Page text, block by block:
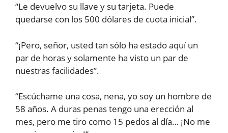
“Le devuelvo su llave y su tarjeta. Puede
quedarse con los 500 dólares de cuota inicial”.
“¡Pero, señor, usted tan sólo ha estado aquí un
par de horas y solamente ha visto un par de
nuestras facilidades”.
“Escúchame una cosa, nena, yo soy un hombre de
58 años. A duras penas tengo una erección al
mes, pero me tiro como 15 pedos al día… ¡No me